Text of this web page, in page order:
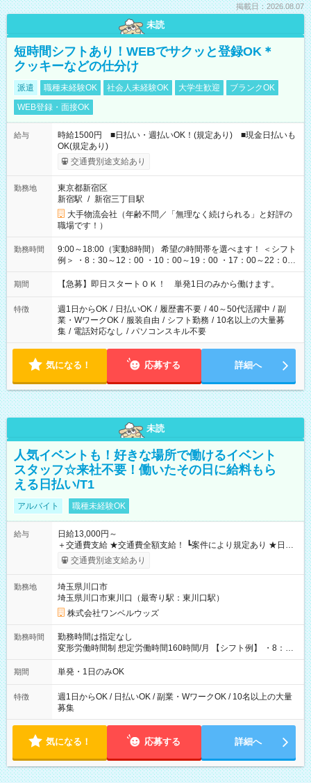
掲載日：2026.08.07
未読
短時間シフトあり！WEBでサクッと登録OK＊
クッキーなどの仕分け
派遣 職種未経験OK 社会人未経験OK 大学生歓迎
ブランクOK
WEB登録・面接OK
給与
時給1500円 ■日払い・週払いOK！(規定あり) ■現金日払いも
OK(規定あり)
交通費別途支給あり
勤務地
東京都新宿区
新宿駅 / 新宿三丁目駅
大手物流会社（年齢不問／「無理なく続けられる」と好評の
職場です！）
勤務時間
9:00～18:00（実動8時間） 希望の時間帯を選べます！ ＜シフト
例＞ ・8：30～12：00 ・10：00～19：00 ・17：00～22：00
・13：00～22：00 ・22：00～翌6：00 など
期間 【急募】即日スタートＯＫ！ 単発1日のみから働けます。
特徴 週1日からOK / 日払いOK / 履歴書不要 / 40～50代活躍中 / 副
業・WワークOK / 服装自由 / シフト勤務 / 10名以上の大量募
集 / 電話対応なし / パソコンスキル不要
気になる！ 応募する 詳細へ
未読
人気イベントも！好きな場所で働けるイベント
スタッフ☆来社不要！働いたその日に給料もら
える日払い/T1
アルバイト 職種未経験OK
給与
日給13,000円～
＋交通費支給 ★交通費全額支給！ ┗案件により規定あり ★日払
いOK！（規定あり） ┗働いたその日に現金GET♪ お仕事後はコ
ンビニATMから 日払い分を引き落とせます！ 【試用期間】試
交通費別途支給あり
勤務地
埼玉県川口市
埼玉県川口市東川口（最寄り駅：東川口駅）
株式会社ワンベルウッズ
勤務時間
勤務時間は指定なし
変形労働時間制 想定労働時間160時間/月 【シフト例】 ・8：00
～21：00
期間 単発・1日のみOK
特徴
週1日からOK / 日払いOK / 副業・WワークOK / 10名以上の大量
募集
気になる！ 応募する 詳細へ